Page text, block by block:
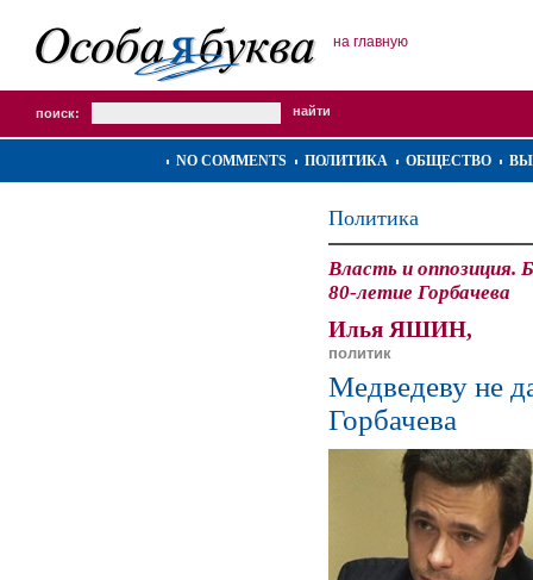
на главную
поиск:
NO COMMENTS ПОЛИТИКА ОБЩЕСТВО
Политика
Власть и оппозиция.
80-летие Горбачева
Илья ЯШИН,
политик
Медведеву не
Горбачева